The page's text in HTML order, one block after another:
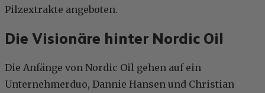
Pilzextrakte angeboten.
Die Visionäre hinter Nordic Oil
Die Anfänge von Nordic Oil gehen auf ein
Unternehmerduo, Dannie Hansen und Christian